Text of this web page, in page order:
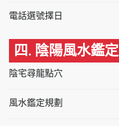
電話選號擇日
四. 陰陽風水鑑定
陰宅尋龍點穴
風水鑑定規劃